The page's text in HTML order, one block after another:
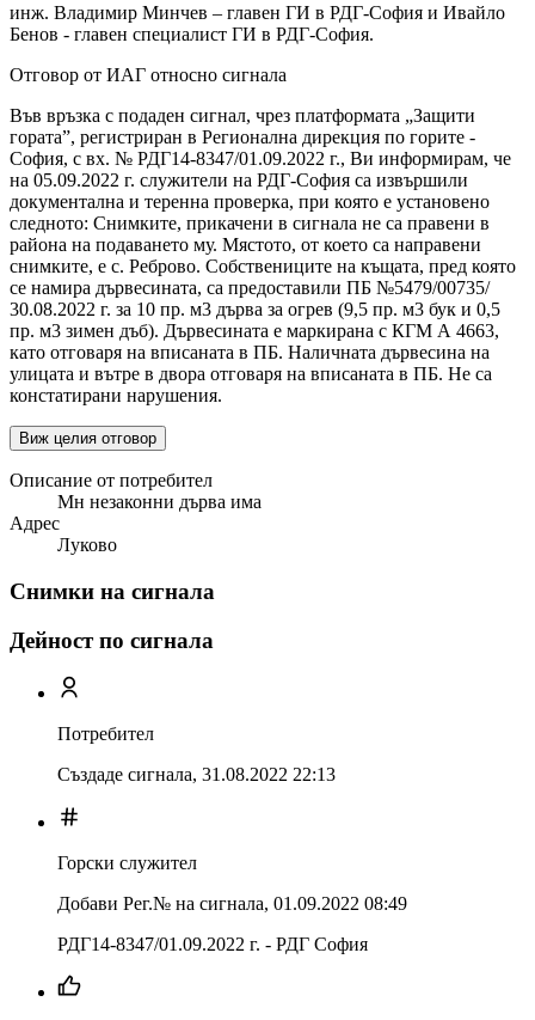
инж. Владимир Минчев – главен ГИ в РДГ-София и Ивайло
Бенов - главен специалист ГИ в РДГ-София.
Отговор от ИАГ относно сигнала
Във връзка с подаден сигнал, чрез платформата „Защити
гората”, регистриран в Регионална дирекция по горите -
София, с вх. № РДГ14-8347/01.09.2022 г., Ви информирам, че
на 05.09.2022 г. служители на РДГ-София са извършили
документална и теренна проверка, при която е установено
следното: Снимките, прикачени в сигнала не са правени в
района на подаването му. Мястото, от което са направени
снимките, е с. Реброво. Собствениците на къщата, пред която
се намира дървесината, са предоставили ПБ №5479/00735/
30.08.2022 г. за 10 пр. м3 дърва за огрев (9,5 пр. м3 бук и 0,5
пр. м3 зимен дъб). Дървесината е маркирана с КГМ А 4663,
като отговаря на вписаната в ПБ. Наличната дървесина на
улицата и вътре в двора отговаря на вписаната в ПБ. Не са
констатирани нарушения.
Виж целия отговор
Описание от потребител
Мн незаконни дърва има
Адрес
Луково
Снимки на сигнала
Дейност по сигнала
Потребител
Създаде сигнала, 31.08.2022 22:13
Горски служител
Добави Рег.№ на сигнала, 01.09.2022 08:49
РДГ14-8347/01.09.2022 г. - РДГ София